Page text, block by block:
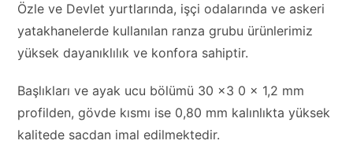
Özle ve Devlet yurtlarında, işçi odalarında ve askeri
yatakhanelerde kullanılan ranza grubu ürünlerimiz
yüksek dayanıklılık ve konfora sahiptir.
Başlıkları ve ayak ucu bölümü 30 x3 0 x 1,2 mm
profilden, gövde kısmı ise 0,80 mm kalınlıkta yüksek
kalitede sacdan imal edilmektedir.